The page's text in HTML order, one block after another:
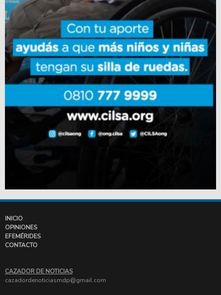
INICIO
OPINIONES
EFEMÉRIDES
CONTACTO
CAZADOR DE NOTICIAS
cazadordenoticiasmdp@gmail.com